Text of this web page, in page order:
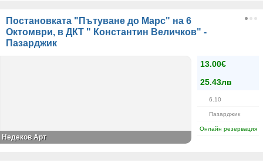
Постановката "Пътуване до Марс" на 6
Октомври, в ДКТ " Константин Величков" -
Пазарджик
13.00€
25.43лв
6.10
Пазарджик
Онлайн резервация
Недеков Арт